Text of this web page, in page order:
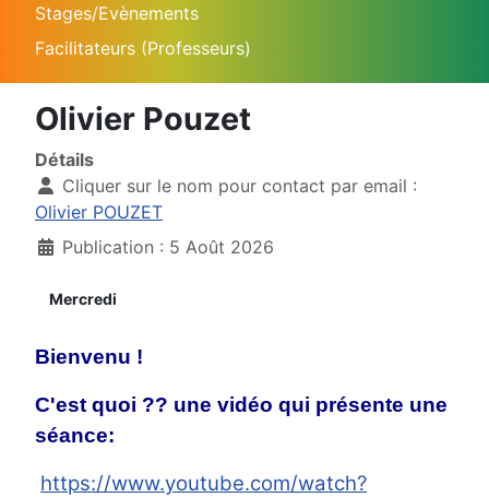
Stages/Evènements
Facilitateurs (Professeurs)
Olivier Pouzet
Détails
Cliquer sur le nom pour contact par email :
Olivier POUZET
Publication : 5 Août 2026
Mercredi
Bienvenu !
C'est quoi ?? une vidéo qui présente une
séance:
https://www.youtube.com/watch?